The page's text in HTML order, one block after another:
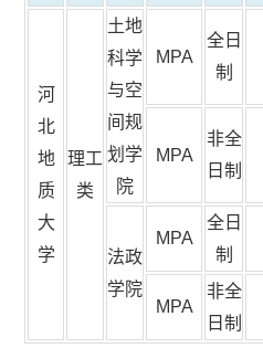
河
北
地
质
大
学
理工
类
土地
科学
与空
间规
划学
院
MPA
全日
制
MPA
非全
日制
法政
学院
MPA
全日
制
MPA
非全
日制